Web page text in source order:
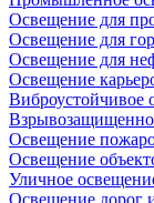
Освещение для
Освещение для
Освещение для
Освещение
Виброустойчивое
Освещение
Освещение
Уличное
Освещение дорог